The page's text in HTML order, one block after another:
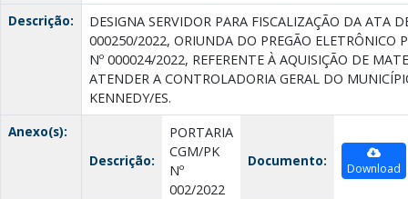
Descrição:
DESIGNA SERVIDOR PARA FISCALIZAÇÃO DA ATA
000250/2022, ORIUNDA DO PREGÃO ELETRÔNICO
Nº 000024/2022, REFERENTE À AQUISIÇÃO DE
ATENDER A CONTROLADORIA GERAL DO
KENNEDY/ES.
Anexo(s):
Descrição:
PORTARIA
CGM/PK
Nº
002/2022
Documento: Download